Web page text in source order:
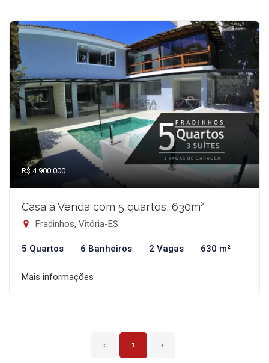
R$ 4.900.000
Casa à Venda com 5 quartos, 630m²
Fradinhos, Vitória-ES
5 Quartos 6 Banheiros 2 Vagas 630 m²
Mais informações
‹ 1 ›